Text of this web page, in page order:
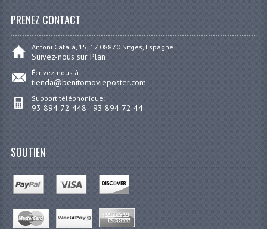
PRENEZ CONTACT
Antoni Catalá, 15, 17 08870 Sitges, Espagne
Suivez-nous sur Plan
Écrivez-nous à:
tienda@benitomovieposter.com
Support téléphonique:
93 894 72 448 - 93 894 72 44
SOUTIEN